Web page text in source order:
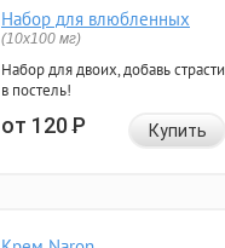
Набор для влюбленных
(10х100 мг)
Набор для двоих, добавь страсти
в постель!
от 120Р Купить